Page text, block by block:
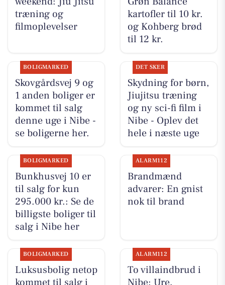
træning og
filmoplevelser
kartofler til 10 kr.
og Kohberg brød
til 12 kr.
BOLIGMARKED
Skovgårdsvej 9 og
1 anden boliger er
kommet til salg
denne uge i Nibe -
se boligerne her.
DET SKER
Skydning for børn,
Jiujitsu træning
og ny sci-fi film i
Nibe - Oplev det
hele i næste uge
BOLIGMARKED
Bunkhusvej 10 er
til salg for kun
295.000 kr.: Se de
billigste boliger til
salg i Nibe her
ALARM112
Brandmænd
advarer: En gnist
nok til brand
BOLIGMARKED
Luksusbolig netop
ALARM112
To villaindbrud i